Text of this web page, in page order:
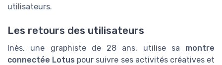
utilisateurs.
Les retours des utilisateurs
Inès, une graphiste de 28 ans, utilise sa montre
connectée Lotus pour suivre ses activités créatives et